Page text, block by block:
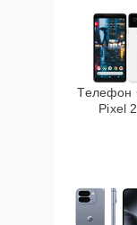
Телефон
Pixel